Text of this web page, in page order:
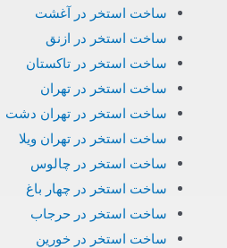
ساخت استخر در آغشت
ساخت استخر در ازنق
ساخت استخر در تاکستان
ساخت استخر در تهران
ساخت استخر در تهران دشت
ساخت استخر در تهران ویلا
ساخت استخر در چالوس
ساخت استخر در چهار باغ
ساخت استخر در حرجاب
ساخت استخر در خورین